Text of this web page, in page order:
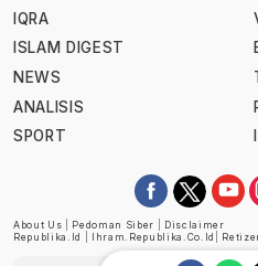
IQRA
ISLAM DIGEST
NEWS
ANALISIS
SPORT
About Us Pedoman Siber
Disclaimer
Republika.id
Ihram.republika.co.id